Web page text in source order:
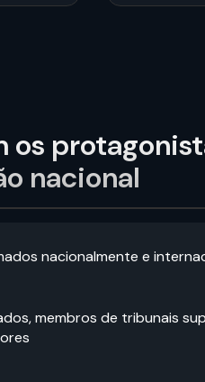
os
nacional
nacionalmente e
membros de tribunais